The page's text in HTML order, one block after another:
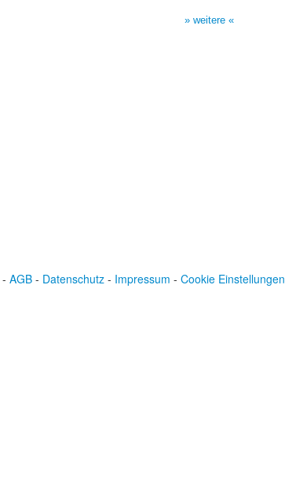
» weitere «
- AGB - Datenschutz - Impressum - Cookie Einstellungen